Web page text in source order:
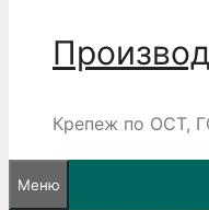
Крепеж по ОСТ,
Меню